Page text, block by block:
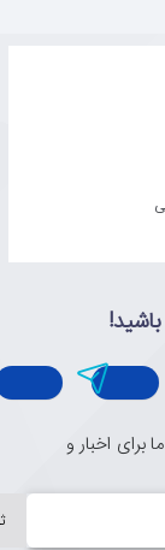
برای اخبار و